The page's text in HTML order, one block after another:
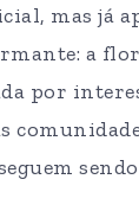
mas já
a
por